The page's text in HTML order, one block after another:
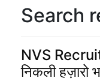
Search
NVS
निकली हज़ारो